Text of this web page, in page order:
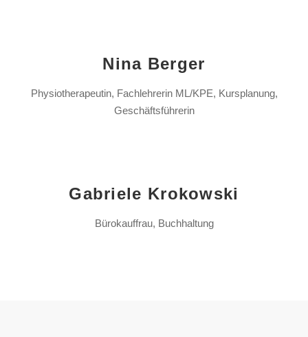
Nina Berger
Physiotherapeutin, Fachlehrerin ML/KPE, Kursplanung,
Geschäftsführerin
Gabriele Krokowski
Bürokauffrau, Buchhaltung